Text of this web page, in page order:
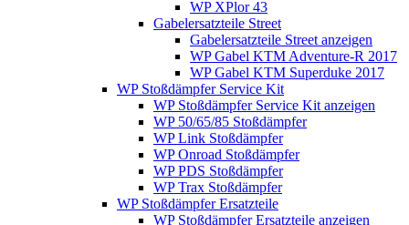
WP XPlor 43
Gabelersatzteile Street
Gabelersatzteile Street anzeigen
WP Gabel KTM Adventure-R 2017
WP Gabel KTM Superduke 2017
WP Stoßdämpfer Service Kit
WP Stoßdämpfer Service Kit anzeigen
WP 50/65/85 Stoßdämpfer
WP Link Stoßdämpfer
WP Onroad Stoßdämpfer
WP PDS Stoßdämpfer
WP Trax Stoßdämpfer
WP Stoßdämpfer Ersatzteile
WP Stoßdämpfer Ersatzteile anzeigen